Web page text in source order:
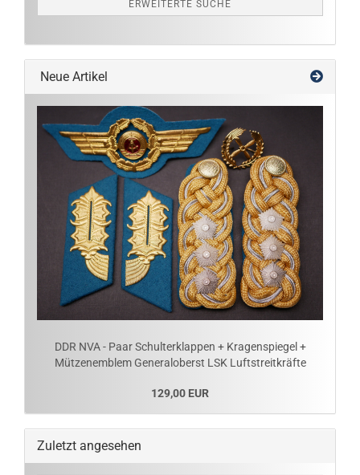
ERWEITERTE SUCHE
Neue Artikel
DDR NVA - Paar Schulterklappen + Kragenspiegel +
Mützenemblem Generaloberst LSK Luftstreitkräfte
129,00 EUR
Zuletzt angesehen